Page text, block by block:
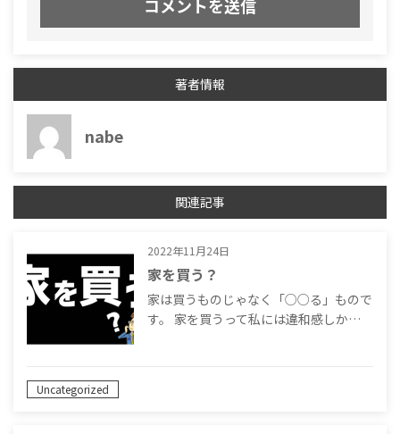
著者情報
nabe
関連記事
2022年11月24日
家を買う？
家は買うものじゃなく「○○る」もので
す。 家を買うって私には違和感しか…
Uncategorized